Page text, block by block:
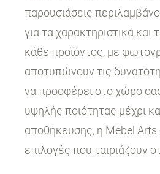
παρουσιάσεις
για τα χαρακτηριστικά
κάθε προϊόντος, με
αποτυπώνουν τις
να προσφέρει στο χώρο
υψηλής ποιότητας μέχρι
αποθήκευσης, η Mebel Arts
επιλογές που ταιριάζουν